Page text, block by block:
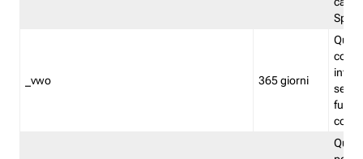
Split
_vwo 365 giorni